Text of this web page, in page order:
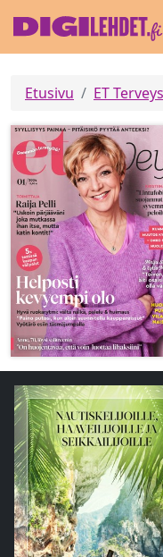
Etusivu ET Terveys